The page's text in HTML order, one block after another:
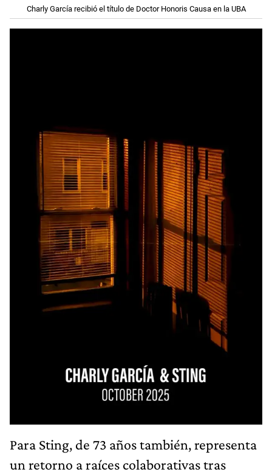
Charly García recibió el título de Doctor Honoris Causa en la UBA
Para Sting, de 73 años también, representa
un retorno a raíces colaborativas tras